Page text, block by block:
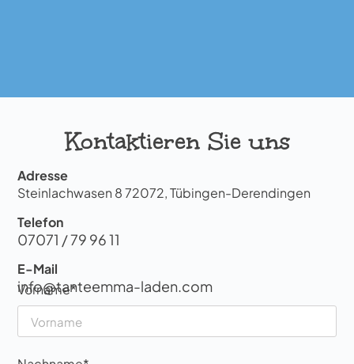
Kontaktieren Sie uns
Adresse
Steinlachwasen 8 72072, Tübingen-Derendingen
Telefon
07071 / 79 96 11
E-Mail
info@tanteemma-laden.com
Vorname*